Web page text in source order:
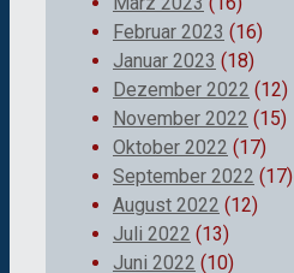
Februar 2023 (16)
Januar 2023 (18)
Dezember 2022 (12)
November 2022 (15)
Oktober 2022 (17)
September 2022 (17)
August 2022 (12)
Juli 2022 (13)
Juni 2022 (10)